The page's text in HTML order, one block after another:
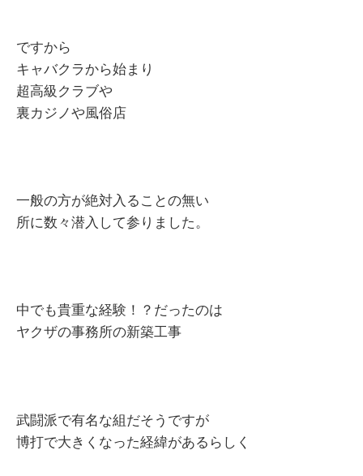
ですから
キャバクラから始まり
超高級クラブや
裏カジノや風俗店
一般の方が絶対入ることの無い
所に数々潜入して参りました。
中でも貴重な経験！？だったのは
ヤクザの事務所の新築工事
武闘派で有名な組だそうですが
博打で大きくなった経緯があるらしく